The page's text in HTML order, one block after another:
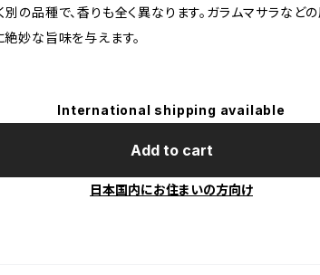
別の品種で、香りも全く異なります。ガラムマサラなど
絶妙な旨味を与えます。
International shipping available
Add to cart
日本国内にお住まいの方向け